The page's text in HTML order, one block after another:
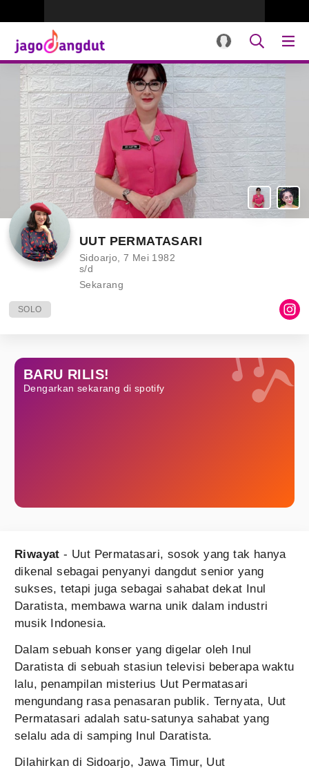
UUT PERMATASARI
Sidoarjo, 7 Mei 1982
s/d
Sekarang
SOLO
BARU RILIS!
Dengarkan sekarang di spotify
Riwayat - Uut Permatasari, sosok yang tak hanya
dikenal sebagai penyanyi dangdut senior yang
sukses, tetapi juga sebagai sahabat dekat Inul
Daratista, membawa warna unik dalam industri
musik Indonesia.
Dalam sebuah konser yang digelar oleh Inul
Daratista di sebuah stasiun televisi beberapa waktu
lalu, penampilan misterius Uut Permatasari
mengundang rasa penasaran publik. Ternyata, Uut
Permatasari adalah satu-satunya sahabat yang
selalu ada di samping Inul Daratista.
Dilahirkan di Sidoarjo, Jawa Timur, Uut